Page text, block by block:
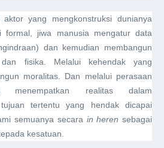
yang mengkonstruksi dunianya
jiwa manusia mengatur data
dan kemudian membangun
dan fisika. Melalui kehendak yang
moralitas. Dan melalui perasaan
menempatkan realitas dalam
tertentu yang hendak dicapai
semuanya secara in heren sebagai
kesatuan.